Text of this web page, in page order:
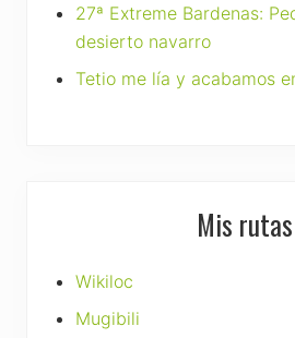
27ª Extreme Bardenas:
desierto navarro
Tetio me lía y acabamos
Mis rutas
Wikiloc
Mugibili